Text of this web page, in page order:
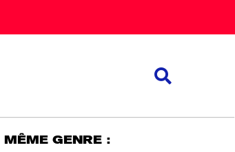
MÊME GENRE :